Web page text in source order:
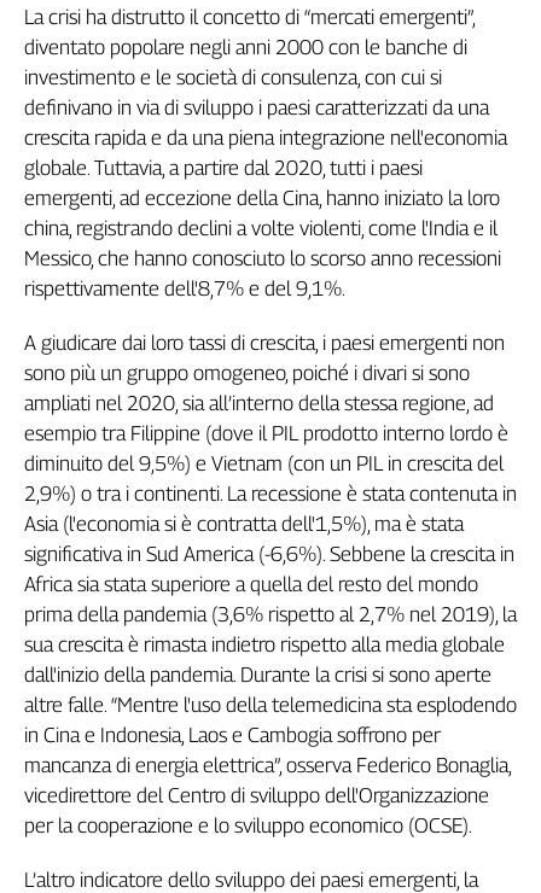
Work
in
Progress
L'Italia
Lavoro
Territori
Abruzzo-
Molise
Alto
Basilicata
Calabria
Campania
Emilia-
Romagna
Friuli
Venezia
Giulia
Lazio
Liguria
Lombardia
Marche
Piemonte
Puglia
Sardegna
Sicilia
Toscana
Trentino
La crisi ha distrutto il concetto di “mercati emergenti”,
diventato popolare negli anni 2000 con le banche di
investimento e le società di consulenza, con cui si
definivano in via di sviluppo i paesi caratterizzati da una
crescita rapida e da una piena integrazione nell'economia
globale. Tuttavia, a partire dal 2020, tutti i paesi
emergenti, ad eccezione della Cina, hanno iniziato la loro
china, registrando declini a volte violenti, come l'India e il
Messico, che hanno conosciuto lo scorso anno recessioni
rispettivamente dell'8,7% e del 9,1%.
A giudicare dai loro tassi di crescita, i paesi emergenti non
sono più un gruppo omogeneo, poiché i divari si sono
ampliati nel 2020, sia all’interno della stessa regione, ad
esempio tra Filippine (dove il PIL prodotto interno lordo è
diminuito del 9,5%) e Vietnam (con un PIL in crescita del
2,9%) o tra i continenti. La recessione è stata contenuta in
Asia (l'economia si è contratta dell'1,5%), ma è stata
significativa in Sud America (-6,6%). Sebbene la crescita in
Africa sia stata superiore a quella del resto del mondo
prima della pandemia (3,6% rispetto al 2,7% nel 2019), la
sua crescita è rimasta indietro rispetto alla media globale
dall'inizio della pandemia. Durante la crisi si sono aperte
altre falle. “Mentre l'uso della telemedicina sta esplodendo
in Cina e Indonesia, Laos e Cambogia soffrono per
mancanza di energia elettrica”, osserva Federico Bonaglia,
vicedirettore del Centro di sviluppo dell'Organizzazione
per la cooperazione e lo sviluppo economico (OCSE).
L’altro indicatore dello sviluppo dei paesi emergenti, la